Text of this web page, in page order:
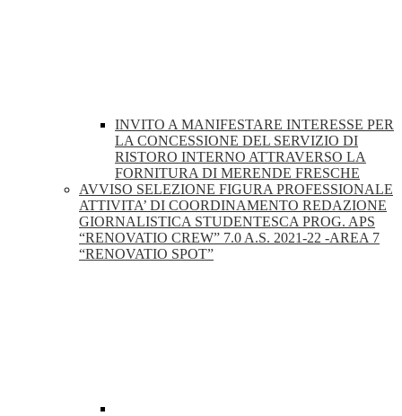
INVITO A MANIFESTARE INTERESSE PER
LA CONCESSIONE DEL SERVIZIO DI
RISTORO INTERNO ATTRAVERSO LA
FORNITURA DI MERENDE FRESCHE
AVVISO SELEZIONE FIGURA PROFESSIONALE
ATTIVITA’ DI COORDINAMENTO REDAZIONE
GIORNALISTICA STUDENTESCA PROG. APS
“RENOVATIO CREW” 7.0 A.S. 2021-22 -AREA 7
“RENOVATIO SPOT”